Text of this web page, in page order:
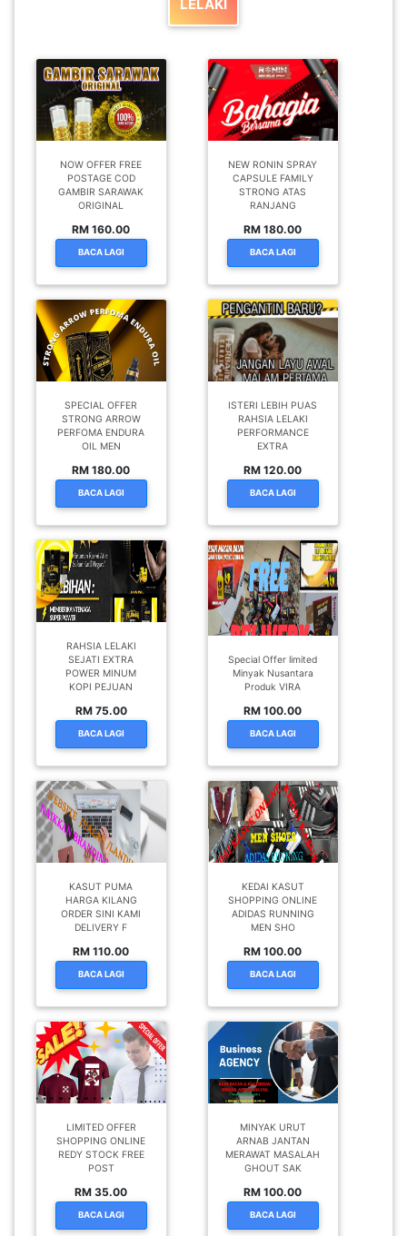
LELAKI
NOW OFFER FREE
POSTAGE COD
GAMBIR SARAWAK
ORIGINAL
RM 160.00
BACA LAGI
NEW RONIN SPRAY
CAPSULE FAMILY
STRONG ATAS
RANJANG
RM 180.00
BACA LAGI
SPECIAL OFFER
STRONG ARROW
PERFOMA ENDURA
OIL MEN
RM 180.00
BACA LAGI
ISTERI LEBIH PUAS
RAHSIA LELAKI
PERFORMANCE
EXTRA
RM 120.00
BACA LAGI
RAHSIA LELAKI
SEJATI EXTRA
POWER MINUM
KOPI PEJUAN
RM 75.00
BACA LAGI
Special Offer limited
Minyak Nusantara
Produk VIRA
RM 100.00
BACA LAGI
KASUT PUMA
HARGA KILANG
ORDER SINI KAMI
DELIVERY F
RM 110.00
BACA LAGI
KEDAI KASUT
SHOPPING ONLINE
ADIDAS RUNNING
MEN SHO
RM 100.00
BACA LAGI
LIMITED OFFER
SHOPPING ONLINE
REDY STOCK FREE
POST
RM 35.00
BACA LAGI
MINYAK URUT
ARNAB JANTAN
MERAWAT MASALAH
GHOUT SAK
RM 100.00
BACA LAGI